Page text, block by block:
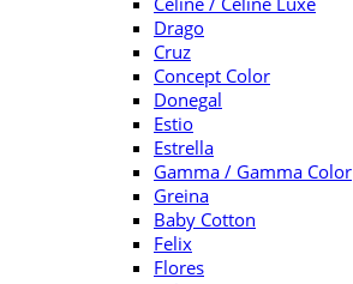
Drago
Cruz
Concept Color
Donegal
Estio
Estrella
Gamma / Gamma Color
Greina
Baby Cotton
Felix
Flores